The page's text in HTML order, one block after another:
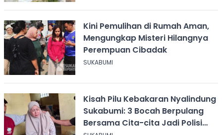
Kini Pemulihan di Rumah Aman,
Mengungkap Misteri Hilangnya
Perempuan Cibadak
SUKABUMI
Kisah Pilu Kebakaran Nyalindung
Sukabumi: 3 Bocah Berpulang
Bersama Cita-cita Jadi Polisi